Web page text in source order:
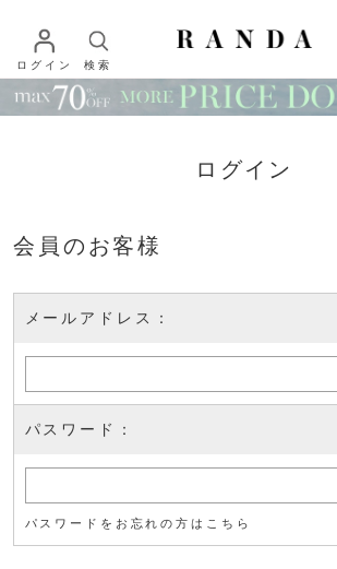
ログイン 検索
ログイン
会員のお客様
メールアドレス：
パスワード：
パスワードをお忘れの方はこちら